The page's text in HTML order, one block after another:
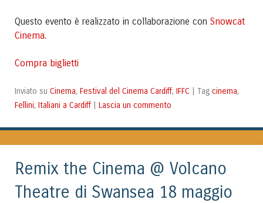
Questo evento è realizzato in collaborazione con Snowcat
Cinema.
Compra biglietti
Inviato su Cinema, Festival del Cinema Cardiff, IFFC Tag cinema,
Fellini, Italiani a Cardiff Lascia un commento
Remix the Cinema @ Volcano
Theatre di Swansea 18 maggio